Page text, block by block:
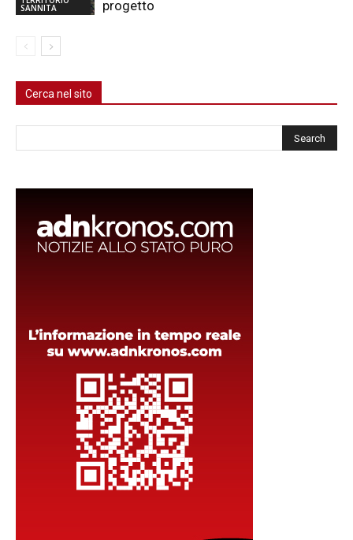
SANNITA progetto
Cerca nel sito